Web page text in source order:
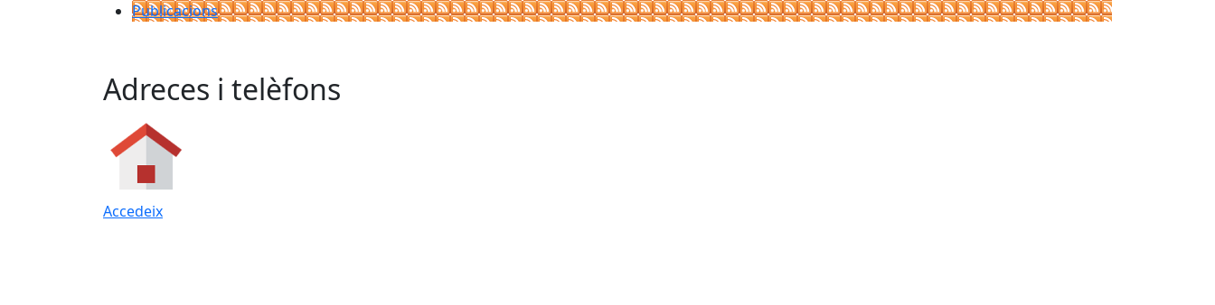
Publicacions
Adreces i telèfons
Accedeix